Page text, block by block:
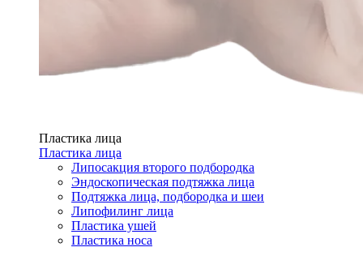
Пластика лица
Пластика лица
Липосакция второго подбородка
Эндоскопическая подтяжка лица
Подтяжка лица, подбородка и шеи
Липофилинг лица
Пластика ушей
Пластика носа